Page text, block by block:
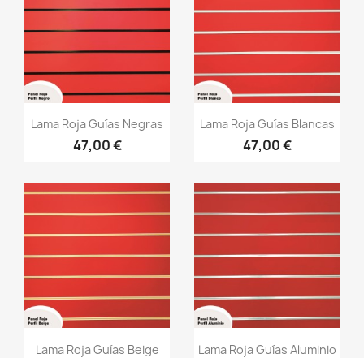
Vista rápida
Lama Roja Guías Negras
47,00 €
Vista rápida
Lama Roja Guías Blancas
47,00 €
Vista rápida
Lama Roja Guías Beige Vista rápida
Lama Roja Guías Aluminio